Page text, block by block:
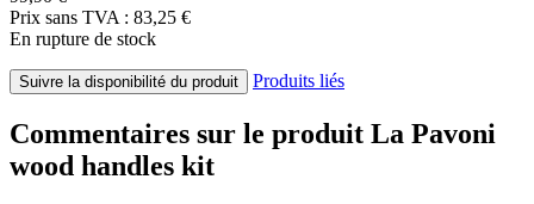
Prix sans TVA : 83,25 €
En rupture de stock
Suivre la disponibilité du produit Produits liés
Commentaires sur le produit La Pavoni
wood handles kit